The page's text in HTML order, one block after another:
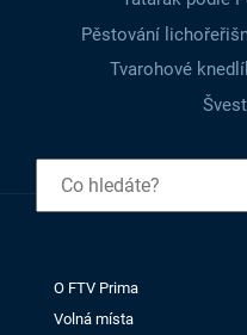
Pěstování
Tvarohové
O FTV Prima
Volná místa